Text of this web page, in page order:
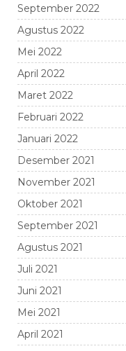
September 2022
Agustus 2022
Mei 2022
April 2022
Maret 2022
Februari 2022
Januari 2022
Desember 2021
November 2021
Oktober 2021
September 2021
Agustus 2021
Juli 2021
Juni 2021
Mei 2021
April 2021